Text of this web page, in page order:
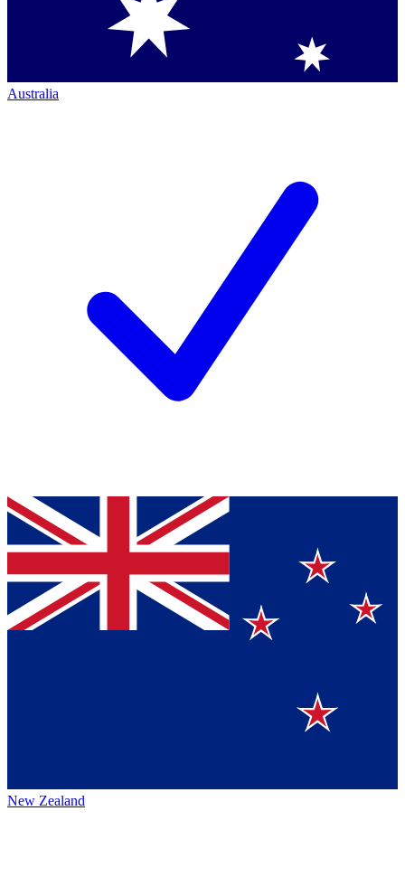
Australia
New Zealand